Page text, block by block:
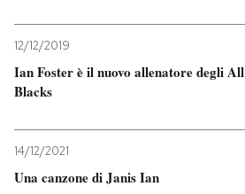
12/12/2019
Ian Foster è il nuovo allenatore degli All
Blacks
14/12/2021
Una canzone di Janis Ian